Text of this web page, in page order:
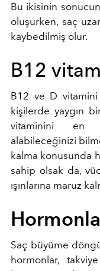
Bu ikisinin
oluşurken, saç
kaybedilmiş olur.
B12
B12 ve D
kişilerde yaygın
vitaminini en
alabileceğinizi
kalma konusunda
sahip olsak da,
ışınlarına maruz
Saç büyüme
hormonlar,